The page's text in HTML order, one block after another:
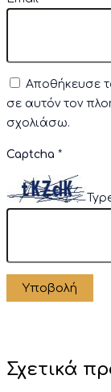
Αποθήκευσε
σε αυτόν τον
σχολιάσω.
Captcha *
Σχετικά